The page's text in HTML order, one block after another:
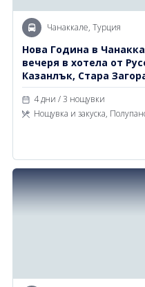
Чанаккале, Турция
Новa Година в
вечеря в хотела от
Казанлък, Стара
4 дни / 3 нощувки
Нощувка и закуска,